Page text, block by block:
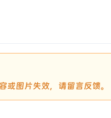
图片失效，请留言反馈。